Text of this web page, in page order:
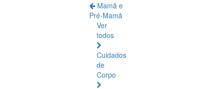
Mamã e
Pré-Mamã
Ver
todos
Cuidados
de
Corpo